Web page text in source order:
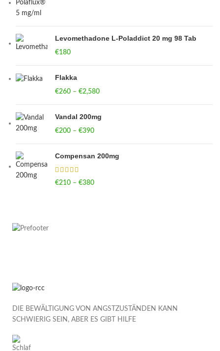
Levomethadone L-Poladdict 20 mg 98 Tab
€180
Flakka
€260 – €2,580
Vandal 200mg
€200 – €390
Compensan 200mg
€210 – €380
DIE BEWÄLTIGUNG VON ANGSTZUSTÄNDEN KANN
SCHWIERIG SEIN, ABER ES GIBT HILFE